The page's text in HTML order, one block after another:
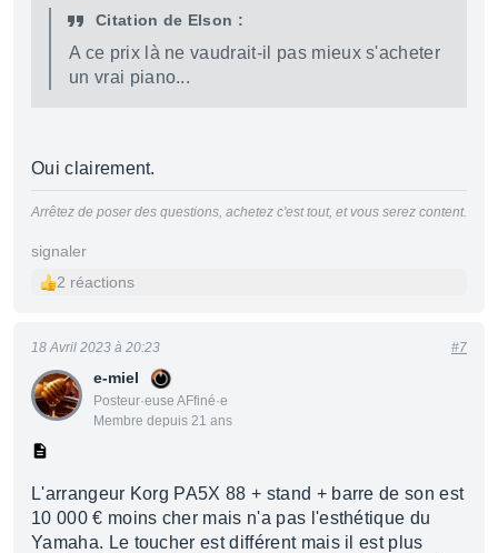
Citation de Elson :
A ce prix là ne vaudrait-il pas mieux s'acheter
un vrai piano...
Oui clairement.
Arrêtez de poser des questions, achetez c'est tout, et vous serez content.
signaler
2 réactions
e-miel
Posteur·euse AFfiné·e
Membre depuis 21 ans
18 Avril 2023 à 20:23 #7
L'arrangeur Korg PA5X 88 + stand + barre de son est
10 000 € moins cher mais n'a pas l'esthétique du
Yamaha. Le toucher est différent mais il est plus